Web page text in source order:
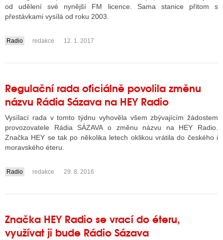
od udělení své nynější FM licence. Sama stanice přitom s
přestávkami vysílá od roku 2003.
....
Radio redakce 12. 1. 2017
Regulační rada oficiálně povolila změnu
názvu Rádia Sázava na HEY Radio
Vysílací rada v tomto týdnu vyhověla všem zbývajícím žádostem
provozovatele Rádia SÁZAVA o změnu názvu na HEY Radio.
Značka HEY se tak po několika letech oklikou vrátila do českého i
moravského éteru.
....
Radio redakce 29. 8. 2016
Značka HEY Radio se vrací do éteru,
využívat ji bude Rádio Sázava